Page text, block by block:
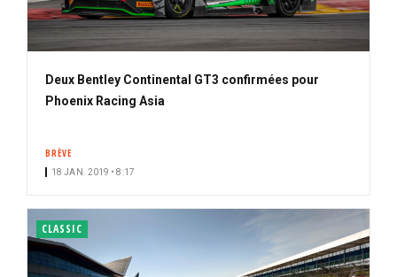
Deux Bentley Continental GT3 confirmées pour
Phoenix Racing Asia
BRÈVE
18 JAN. 2019 • 8:17
CLASSIC